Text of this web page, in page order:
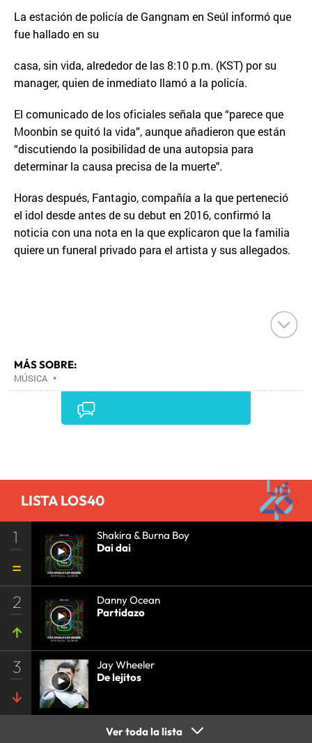
La estación de policía de Gangnam en Seúl informó que
fue hallado en su
casa, sin vida, alrededor de las 8:10 p.m. (KST) por su
manager, quien de inmediato llamó a la policía.
El comunicado de los oficiales señala que “parece que
Moonbin se quitó la vida”, aunque añadieron que están
“discutiendo la posibilidad de una autopsia para
determinar la causa precisa de la muerte".
Horas después, Fantagio, compañía a la que perteneció
el idol desde antes de su debut en 2016, confirmó la
noticia con una nota en la que explicaron que la familia
quiere un funeral privado para el artista y sus allegados.
MÁS SOBRE:
MÚSICA •
LISTA LOS40
1
Shakira & Burna Boy
Dai dai
2
Danny Ocean
Partidazo
3
Jay Wheeler
De lejitos
Ver toda la lista